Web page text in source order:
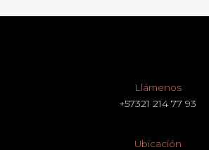
Llámenos
+57321 214 77 93
Ubicación